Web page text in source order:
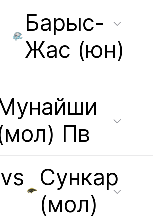
Барыс-
Жас (юн)
Пв
vs
Сункар
(мол)